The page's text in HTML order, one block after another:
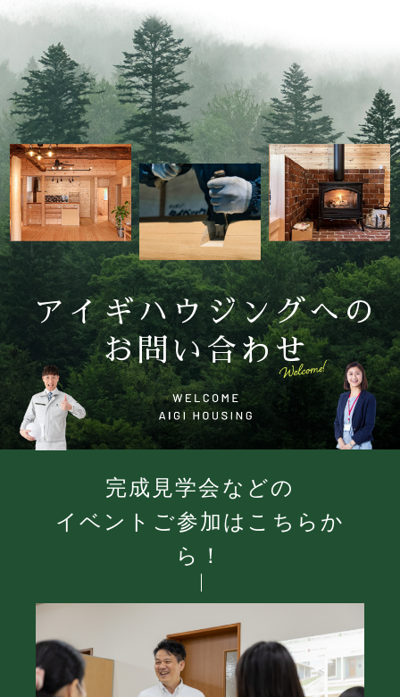
アイギハウジングへの
お問い合わせ
完成見学会などの
イベントご参加はこちらか
ら！